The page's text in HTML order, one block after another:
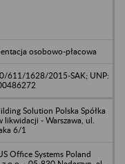
osobowo-płacowa
611/1628/2015-SAK; UNP:
Solution Polska Spółka
likwidacji - Warszawa, ul.
6/1
Office Systems Poland